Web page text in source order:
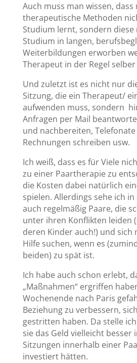
Auch muss man wissen, dass
therapeutische Methoden
Studium lernt, sondern diese
Studium in langen,
Weiterbildungen erworben
Therapeut in der Regel
Und zuletzt ist es nicht nur
Sitzung, die ein Therapeut/
aufwenden muss, sondern
Anfragen per Mail
und nachbereiten,
Rechnungen schreiben usw.
Ich weiß, dass es für Viele
zu einer Paartherapie zu
die Kosten dabei natürlich
spielen. Allerdings sehe ich
auch regelmäßig Paare, die
unter ihren Konflikten leiden
deren Kinder auch!) und sich
Hilfe suchen, wenn es
beiden) zu spät ist.
Ich habe auch schon erlebt,
„Maßnahmen“ ergriffen
Wochenende nach Paris
Beziehung zu verbessern,
gestritten haben. Da stelle
sie das Geld vielleicht besser
Sitzungen innerhalb einer
investiert hätten.